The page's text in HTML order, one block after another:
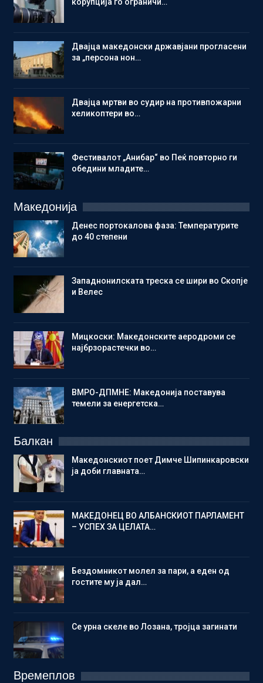
корупција го ограничи…
Двајца македонски државјани прогласени
за „персона нон…
Двајца мртви во судир на противпожарни
хеликоптери во…
Фестивалот „Анибар“ во Пеќ повторно ги
обедини младите…
Македонија
Денес портокалова фаза: Температурите
до 40 степени
Западнонилската треска се шири во Скопје
и Велес
Мицкоски: Македонските аеродроми се
најбрзорастечки во…
ВМРО-ДПМНЕ: Македонија поставува
темели за енергетска…
Балкан
Македонскиот поет Димче Шипинкаровски
ја доби главната…
МАКЕДОНЕЦ ВО АЛБАНСКИОТ ПАРЛАМЕНТ
– УСПЕХ ЗА ЦЕЛАТА…
Бездомникот молел за пари, а еден од
гостите му ја дал…
Се урна скеле во Лозана, тројца загинати
Времеплов